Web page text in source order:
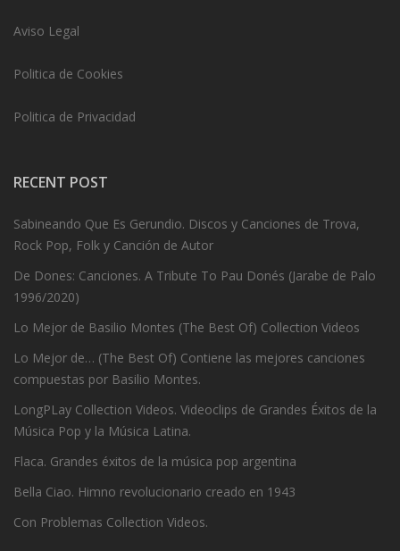
Aviso Legal
Politica de Cookies
Politica de Privacidad
RECENT POST
Sabineando Que Es Gerundio. Discos y Canciones de Trova,
Rock Pop, Folk y Canción de Autor
De Dones: Canciones. A Tribute To Pau Donés (Jarabe de Palo
1996/2020)
Lo Mejor de Basilio Montes (The Best Of) Collection Videos
Lo Mejor de… (The Best Of) Contiene las mejores canciones
compuestas por Basilio Montes.
LongPLay Collection Videos. Videoclips de Grandes Éxitos de la
Música Pop y la Música Latina.
Flaca. Grandes éxitos de la música pop argentina
Bella Ciao. Himno revolucionario creado en 1943
Con Problemas Collection Videos.